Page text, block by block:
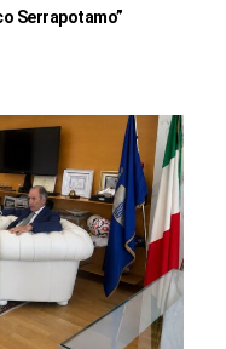
Serrapotamo”